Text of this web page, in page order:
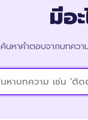
มีอ
ค้นหาคำตอบจากบทคว